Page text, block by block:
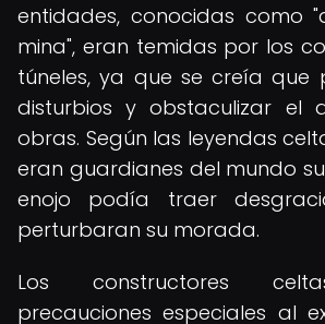
entidades, conocidas como
mina", eran temidas por los
túneles, ya que se creía que
disturbios y obstaculizar el
obras. Según las leyendas
eran guardianes del mundo
enojo podía traer
perturbaran su morada.
Los constructores
precauciones especiales al